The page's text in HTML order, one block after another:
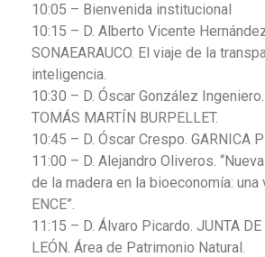
10:05 – Bienvenida institucional
10:15 – D. Alberto Vicente
SONAEARAUCO. El viaje de la
inteligencia.
10:30 – D. Óscar González
TOMÁS MARTÍN BURPELLET.
10:45 – D. Óscar Crespo. GARNICA
11:00 – D. Alejandro Oliveros.
de la madera en la bioeconomía:
ENCE”.
11:15 – D. Álvaro Picardo. JUNTA
LEÓN. Área de Patrimonio Natural.